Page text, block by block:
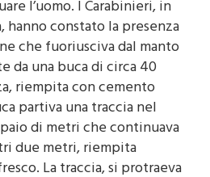
in banca dati per risalire al
l’uomo. I Carabinieri, in
hanno constato la presenza
fuoriusciva dal manto
da una buca di circa 40
riempita con cemento
partiva una traccia nel
di metri che continuava
due metri, riempita